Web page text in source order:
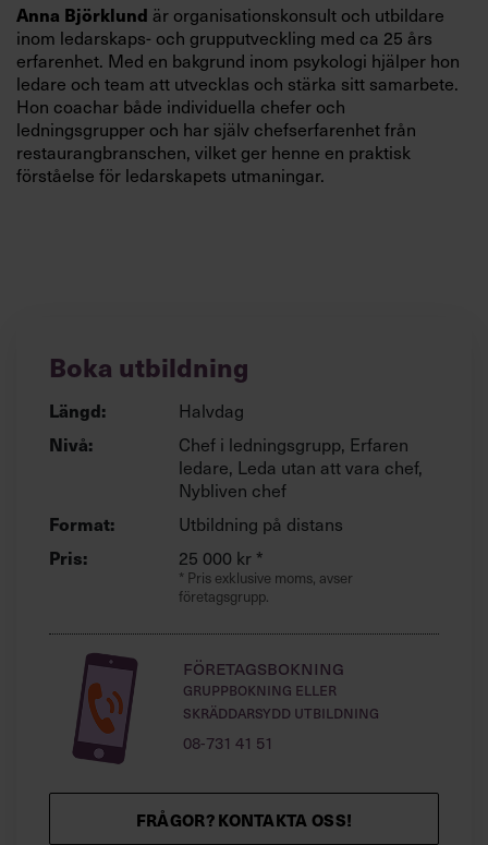
Anna Björklund är organisationskonsult och utbildare
inom ledarskaps- och grupputveckling med ca 25 års
erfarenhet. Med en bakgrund inom psykologi hjälper hon
ledare och team att utvecklas och stärka sitt samarbete.
Hon coachar både individuella chefer och
ledningsgrupper och har själv chefserfarenhet från
restaurangbranschen, vilket ger henne en praktisk
förståelse för ledarskapets utmaningar.
Boka utbildning
Längd: Halvdag
Nivå:
Chef i ledningsgrupp, Erfaren
ledare, Leda utan att vara chef,
Nybliven chef
Format: Utbildning på distans
Pris: 25 000 kr *
* Pris exklusive moms, avser
företagsgrupp.
Företagsbokning
Gruppbokning eller
skräddarsydd utbildning
08-731 41 51
FRÅGOR? KONTAKTA OSS!